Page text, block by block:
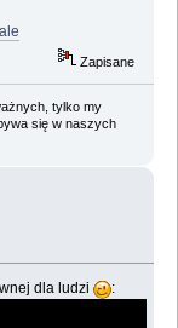
Zapisane
tylko my
się w naszych
dla ludzi :